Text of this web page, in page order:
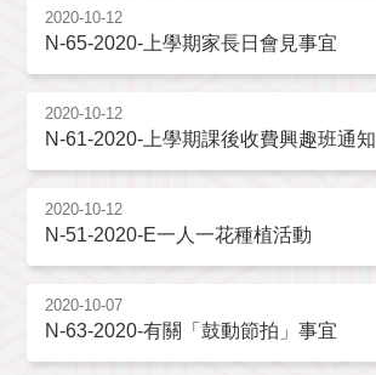
2020-10-12
N-65-2020-上學期家長日會見事宜
2020-10-12
N-61-2020-上學期課後收費興趣班通知
2020-10-12
N-51-2020-E一人一花種植活動
2020-10-07
N-63-2020-有關「鼓動節拍」事宜